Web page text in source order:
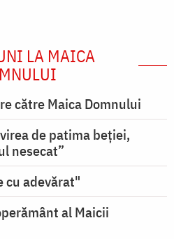
LA MAICA
către Maica Domnului
de patima beției,
nesecat”
cu adevărat"
al Maicii